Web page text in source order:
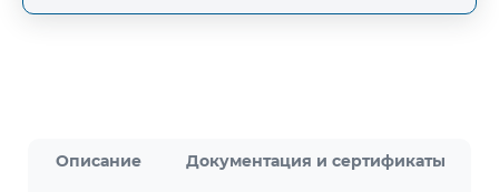
Описание Документация и сертификаты